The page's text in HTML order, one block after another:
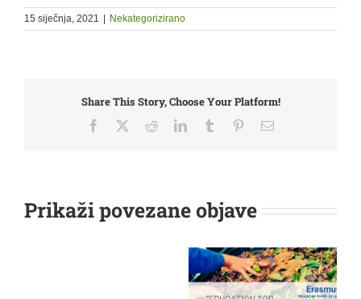
15 siječnja, 2021 | Nekategorizirano
Share This Story, Choose Your Platform!
Facebook RedditLinkedInTumblr PinterestEmail:
Prikaži povezane objave